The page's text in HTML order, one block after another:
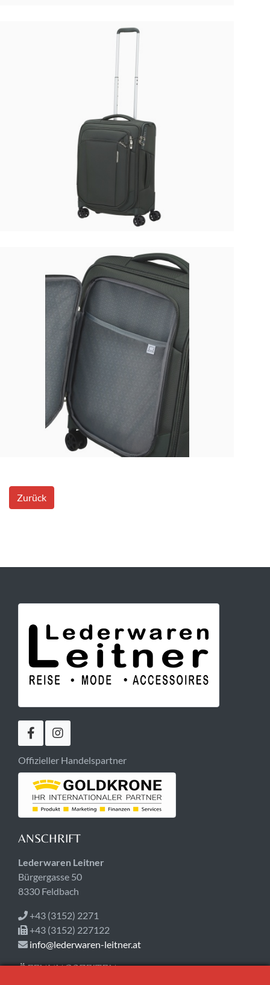
Zurück
Offizieller Handelspartner
ANSCHRIFT
Lederwaren Leitner
Bürgergasse 50
8330 Feldbach
+43 (3152) 2271
+43 (3152) 227122
info@lederwaren-leitner.at
ÖFFNUNGSZEITEN